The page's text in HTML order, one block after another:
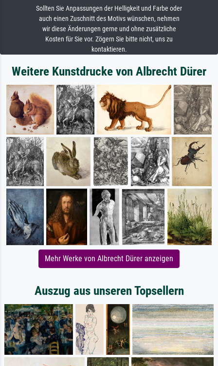
Sollten Sie Anpassungen der Helligkeit und Farbe oder
auch einen Zuschnitt des Motivs wünschen, nehmen
wir diese Änderungen gerne und ohne zusätzliche
Kosten für Sie vor. Zögern Sie bitte nicht, uns zu
kontaktieren.
Weitere Kunstdrucke von Albrecht Dürer
Mehr Werke von Albrecht Dürer anzeigen
Auszug aus unseren Topsellern